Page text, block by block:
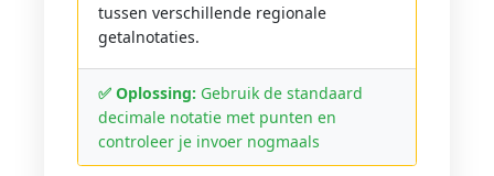
tussen verschillende regionale
getalnotaties.
✅ Oplossing: Gebruik de standaard
decimale notatie met punten en
controleer je invoer nogmaals